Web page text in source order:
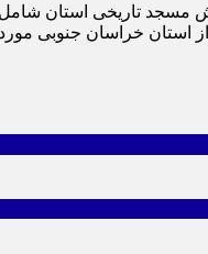
مسجد تاریخی استان
استان خراسان جنوبی